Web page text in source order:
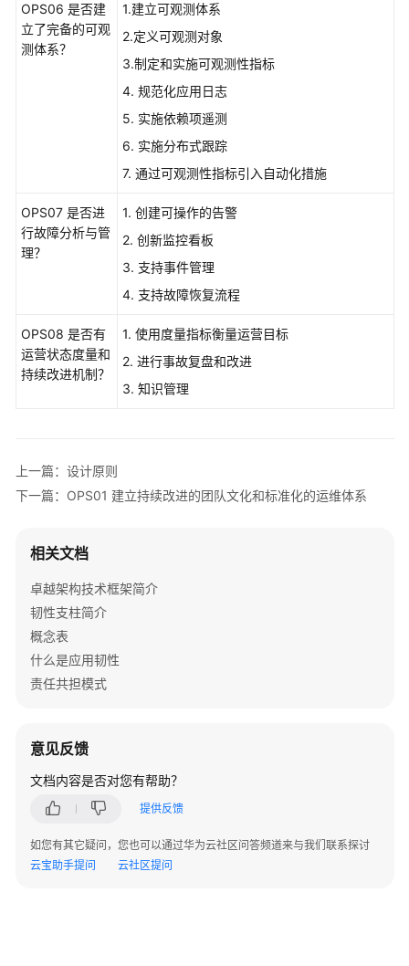
成
本
运
营
越
运
营
基
念
设
计
则
和
检
查
OPS01
建
OPS06 是否建
立了完备的可观
测体系？
1.建立可观测体系
2.定义可观测对象
3.制定和实施可观测性指标
4. 规范化应用日志
5. 实施依赖项遥测
6. 实施分布式跟踪
7. 通过可观测性指标引入自动化措施
OPS07 是否进
行故障分析与管
理？
1. 创建可操作的告警
2. 创新监控看板
3. 支持事件管理
4. 支持故障恢复流程
OPS08 是否有
运营状态度量和
持续改进机制？
1. 使用度量指标衡量运营目标
2. 进行事故复盘和改进
3. 知识管理
上一篇：设计原则
下一篇：OPS01 建立持续改进的团队文化和标准化的运维体系
相关文档
卓越架构技术框架简介
韧性支柱简介
概念表
什么是应用韧性
责任共担模式
意见反馈
文档内容是否对您有帮助？
提供反馈
如您有其它疑问，您也可以通过华为云社区问答频道来与我们联系探讨
云宝助手提问
云社区提问